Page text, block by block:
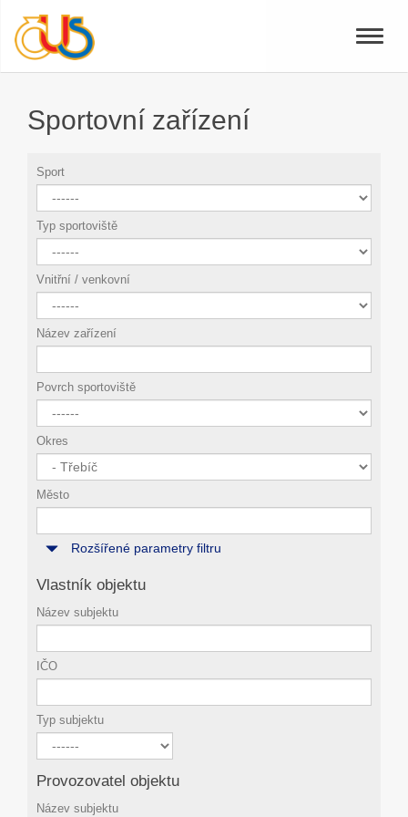
Toggle
Sportovní zařízení
Sport
Typ sportoviště
Vnitřní / venkovní
Název zařízení
Povrch sportoviště
Okres
Město
Rozšířené parametry filtru
Vlastník objektu
Název subjektu
IČO
Typ subjektu
Provozovatel objektu
Název subjektu